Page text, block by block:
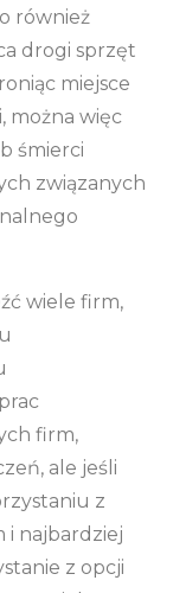
również
drogi sprzęt
miejsce
można więc
śmierci
związanych
wiele firm,
firm,
ale jeśli
z
i najbardziej
z opcji